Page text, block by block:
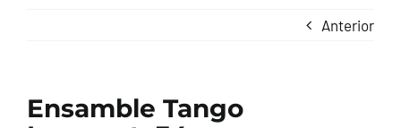
Anterior
Ensamble Tango